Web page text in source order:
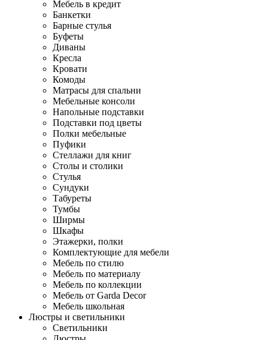
Мебель в кредит
Банкетки
Барные стулья
Буфеты
Диваны
Кресла
Кровати
Комоды
Матрасы для спальни
Мебельные консоли
Напольные подставки
Подставки под цветы
Полки мебельные
Пуфики
Стеллажи для книг
Столы и столики
Стулья
Сундуки
Табуреты
Тумбы
Ширмы
Шкафы
Этажерки, полки
Комплектующие для мебели
Мебель по стилю
Мебель по материалу
Мебель по коллекции
Мебель от Garda Decor
Мебель школьная
Люстры и светильники
Светильники